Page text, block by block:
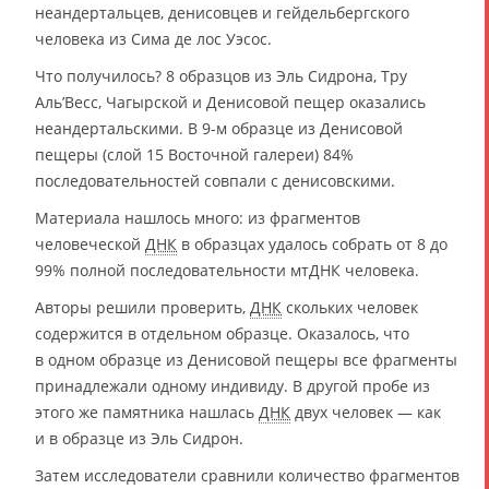
неандертальцев, денисовцев и гейдельбергского
человека из Сима де лос Уэсос.
Что получилось? 8 образцов из Эль Сидрона, Тру
Аль’Весс, Чагырской и Денисовой пещер оказались
неандертальскими. В 9-м образце из Денисовой
пещеры (слой 15 Восточной галереи) 84%
последовательностей совпали с денисовскими.
Материала нашлось много: из фрагментов
человеческой ДНК в образцах удалось собрать от 8 до
99% полной последовательности мтДНК человека.
Авторы решили проверить, ДНК скольких человек
содержится в отдельном образце. Оказалось, что
в одном образце из Денисовой пещеры все фрагменты
принадлежали одному индивиду. В другой пробе из
этого же памятника нашлась ДНК двух человек — как
и в образце из Эль Сидрон.
Затем исследователи сравнили количество фрагментов